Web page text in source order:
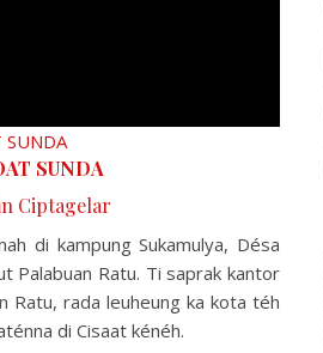
SUNDA
Ciptagelar
di kampung Sukamulya, Désa
Palabuan Ratu. Ti saprak kantor
Ratu, rada leuheung ka kota téh
di Cisaat kénéh.